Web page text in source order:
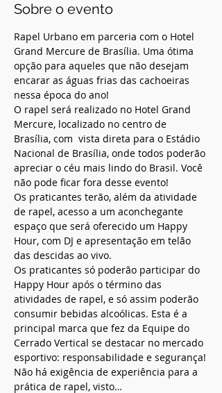
Sobre o evento
Rapel Urbano em parceria com o Hotel
Grand Mercure de Brasília. Uma ótima
opção para aqueles que não desejam
encarar as águas frias das cachoeiras
nessa época do ano!
O rapel será realizado no Hotel Grand
Mercure, localizado no centro de
Brasília, com  vista direta para o Estádio
Nacional de Brasília, onde todos poderão
apreciar o céu mais lindo do Brasil. Você
não pode ficar fora desse evento!
Os praticantes terão, além da atividade
de rapel, acesso a um aconchegante
espaço que será oferecido um Happy
Hour, com DJ e apresentação em telão
das descidas ao vivo.
Os praticantes só poderão participar do
Happy Hour após o término das
atividades de rapel, e só assim poderão
consumir bebidas alcoólicas. Esta é a
principal marca que fez da Equipe do
Cerrado Vertical se destacar no mercado
esportivo: responsabilidade e segurança!
Não há exigência de experiência para a
prática de rapel, visto…